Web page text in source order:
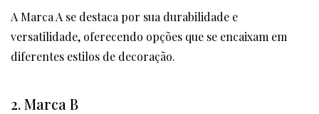
A Marca A se destaca por sua durabilidade e
versatilidade, oferecendo opções que se encaixam em
diferentes estilos de decoração.
2. Marca B